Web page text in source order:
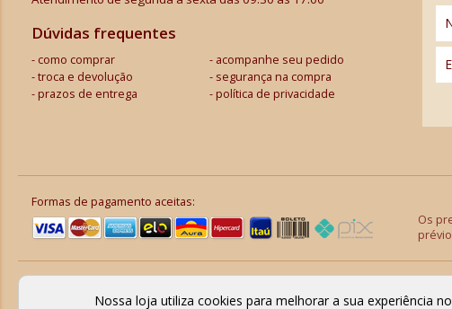
Dúvidas frequentes
como comprar
acompanhe seu pedido
troca e devolução
segurança na compra
prazos de entrega
política de privacidade
Formas de pagamento aceitas:
Os
Nossa loja utiliza cookies para melhorar a sua experiência